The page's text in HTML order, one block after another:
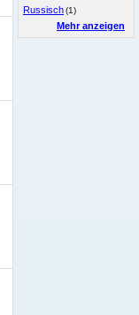
Russisch(1)
Mehr anzeigen